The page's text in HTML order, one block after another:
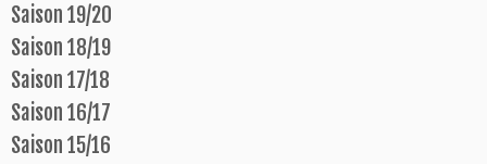
Saison 19/20
Saison 18/19
Saison 17/18
Saison 16/17
Saison 15/16